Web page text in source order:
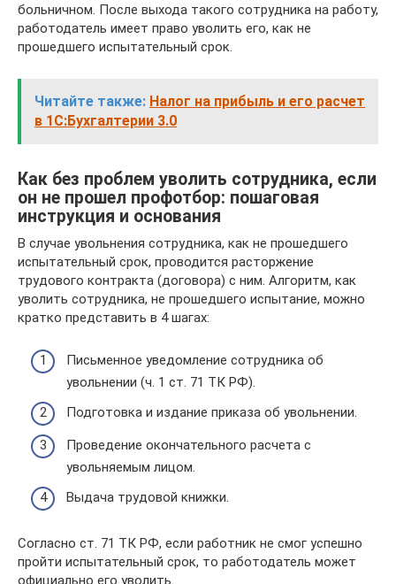
больничном. После выхода такого сотрудника на работу,
работодатель имеет право уволить его, как не
прошедшего испытательный срок.
Читайте также: Налог на прибыль и его расчет
в 1С:Бухгалтерии 3.0
Как без проблем уволить сотрудника, если
он не прошел профотбор: пошаговая
инструкция и основания
В случае увольнения сотрудника, как не прошедшего
испытательный срок, проводится расторжение
трудового контракта (договора) с ним. Алгоритм, как
уволить сотрудника, не прошедшего испытание, можно
кратко представить в 4 шагах:
Письменное уведомление сотрудника об
увольнении (ч. 1 ст. 71 ТК РФ).
Подготовка и издание приказа об увольнении.
Проведение окончательного расчета с
увольняемым лицом.
Выдача трудовой книжки.
Согласно ст. 71 ТК РФ, если работник не смог успешно
пройти испытательный срок, то работодатель может
официально его уволить.